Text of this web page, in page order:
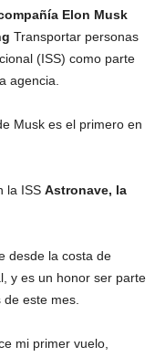
Elon Musk
Transportar personas
(ISS) como parte
agencia.
Musk es el primero en
la ISS Astronave, la
desde la costa de
y es un honor ser parte
este mes.
mi primer vuelo,